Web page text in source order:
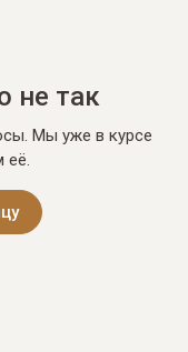
не так
Мы уже в курсе
её.